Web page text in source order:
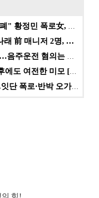
"카톡 멀티 프로필로 관계 은폐" 황정민 폭로女, 문자…
래 前 매니저 2명, …
이재룡, '술타기' 혐의로 재판…음주운전 혐의는 미적용…
진아름, 득남 후 근황…출산 후에도 여전한 미모 [스타…
황정민 사생활 논란의 쟁점…잇단 폭로·반박 오가는 소모…